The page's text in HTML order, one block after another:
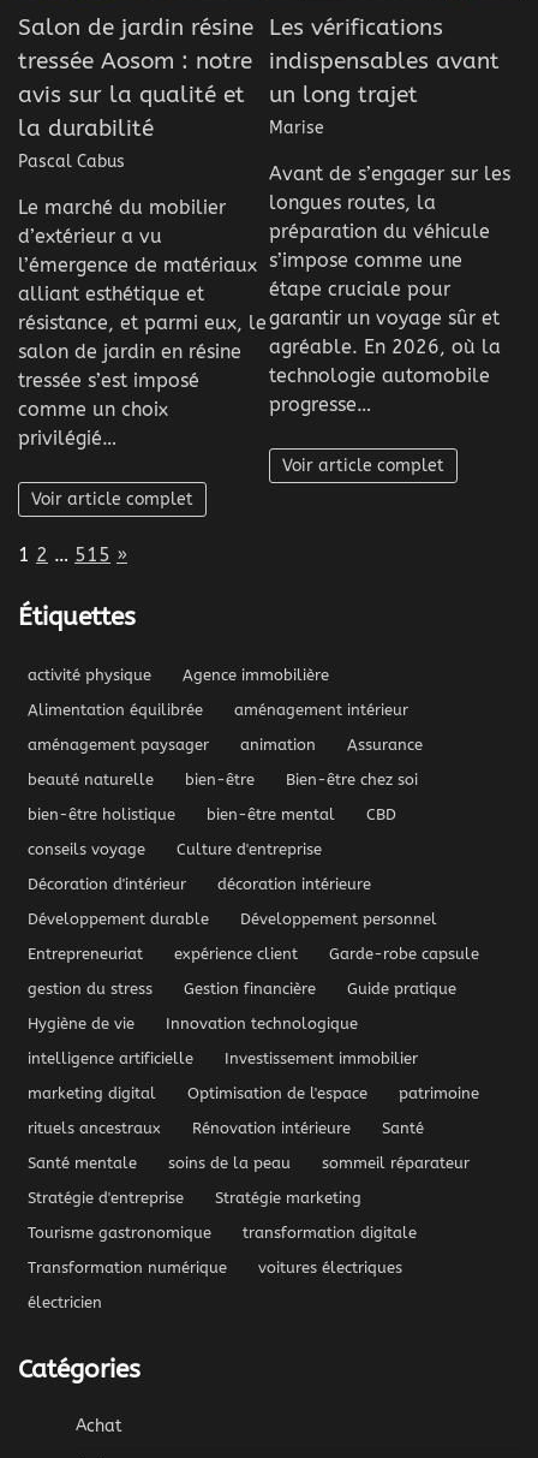
Salon de jardin résine
tressée Aosom : notre
avis sur la qualité et
la durabilité
Pascal Cabus
Le marché du mobilier
d’extérieur a vu
l’émergence de matériaux
alliant esthétique et
résistance, et parmi eux, le
salon de jardin en résine
tressée s’est imposé
comme un choix
privilégié…
Voir article complet
Les vérifications
indispensables avant
un long trajet
Marise
Avant de s’engager sur les
longues routes, la
préparation du véhicule
s’impose comme une
étape cruciale pour
garantir un voyage sûr et
agréable. En 2026, où la
technologie automobile
progresse…
Voir article complet
Page:
1 2 … 515 Next
»
Étiquettes
activité physique
Agence immobilière
Alimentation équilibrée
aménagement intérieur
aménagement paysager
animation
Assurance
beauté naturelle
bien-être
Bien-être chez soi
bien-être holistique
bien-être mental
CBD
conseils voyage
Culture d'entreprise
Décoration d'intérieur
décoration intérieure
Développement durable
Développement personnel
Entrepreneuriat
expérience client
Garde-robe capsule
gestion du stress
Gestion financière
Guide pratique
Hygiène de vie
Innovation technologique
intelligence artificielle
Investissement immobilier
marketing digital
Optimisation de l'espace
patrimoine
rituels ancestraux
Rénovation intérieure
Santé
Santé mentale
soins de la peau
sommeil réparateur
Stratégie d'entreprise
Stratégie marketing
Tourisme gastronomique
transformation digitale
Transformation numérique
voitures électriques
électricien
Catégories
Achat